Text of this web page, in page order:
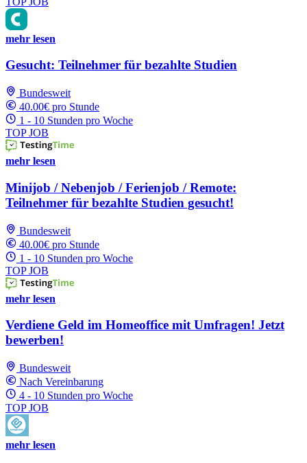
mehr lesen
Gesucht: Teilnehmer für bezahlte Studien
Bundesweit
40.00€ pro Stunde
1 - 10 Stunden pro Woche
TOP JOB
mehr lesen
Minijob / Nebenjob / Ferienjob / Remote:
Teilnehmer für bezahlte Studien gesucht!
Bundesweit
40.00€ pro Stunde
1 - 10 Stunden pro Woche
TOP JOB
mehr lesen
Verdiene Geld im Homeoffice mit Umfragen! Jetzt
bewerben!
Bundesweit
Nach Vereinbarung
4 - 10 Stunden pro Woche
TOP JOB
mehr lesen